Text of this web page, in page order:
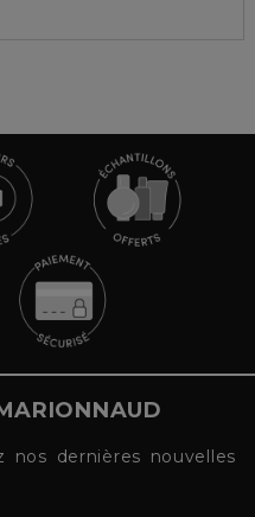
nos dernières nouvelles